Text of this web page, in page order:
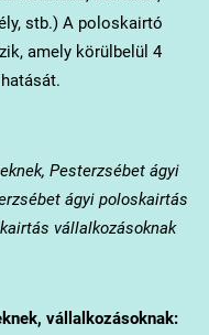
stb.) A poloskairtó
amely körülbelül 4
Pesterzsébet ágyi
ágyi poloskairtás
vállalkozásoknak
vállalkozásoknak: